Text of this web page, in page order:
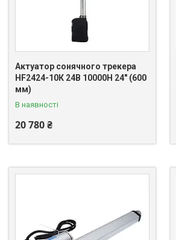
Актуатор сонячного трекера
HF2424-10К 24В 10000Н 24" (600
мм)
В наявності
20 780 ₴